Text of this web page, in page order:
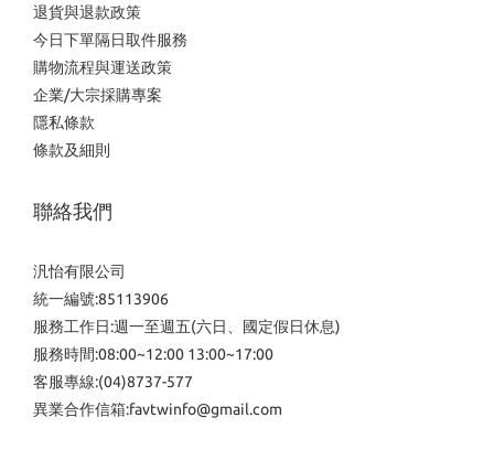
退貨與退款政策
今日下單隔日取件服務
購物流程與運送政策
企業/大宗採購專案
隱私條款
條款及細則
聯絡我們
汎怡有限公司
統一編號:85113906
服務工作日:週一至週五(六日、國定假日休息)
服務時間:08:00~12:00 13:00~17:00
客服專線:(04)8737-577
異業合作信箱:favtwinfo@gmail.com